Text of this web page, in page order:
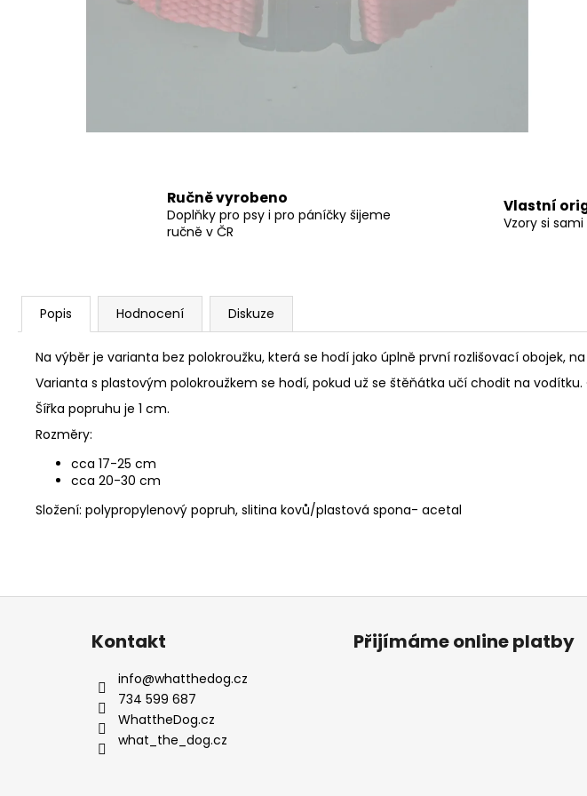
Ručně vyrobeno
Doplňky pro psy i pro páníčky šijeme
ručně v ČR
Vlastní
Vzory si
Popis Hodnocení Diskuze
Na výběr je varianta bez polokroužku, která se hodí jako úplně první rozlišovací obojek,
Varianta s plastovým polokroužkem se hodí, pokud už se štěňátka učí chodit na
Šířka popruhu je 1 cm.
Rozměry:
cca 17-25 cm
cca 20-30 cm
Složení: polypropylenový popruh, slitina kovů/plastová spona- acetal
550 Kč
550 Kč
Z
Kontakt
info@whatthedog.cz
734 599 687
WhattheDog.cz
what_the_dog.cz
Přijímáme online platby